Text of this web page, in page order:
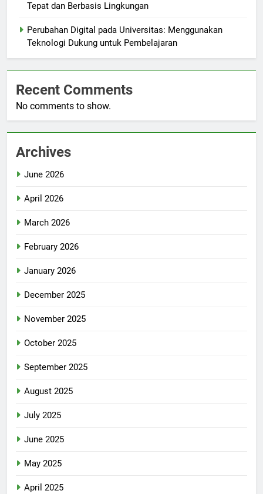
Tepat dan Berbasis Lingkungan
Perubahan Digital pada Universitas: Menggunakan
Teknologi Dukung untuk Pembelajaran
Recent Comments
No comments to show.
Archives
June 2026
April 2026
March 2026
February 2026
January 2026
December 2025
November 2025
October 2025
September 2025
August 2025
July 2025
June 2025
May 2025
April 2025